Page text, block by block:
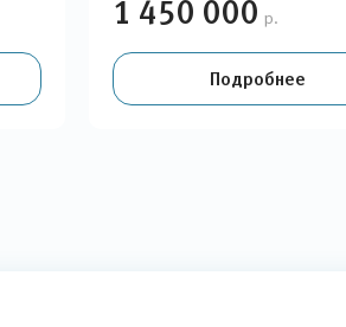
1 450 000 р.
Подробнее